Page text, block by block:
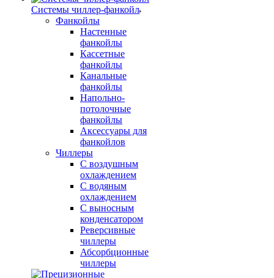
Системы чиллер-фанкойл
Фанкойлы
Настенные
фанкойлы
Кассетные
фанкойлы
Канальные
фанкойлы
Напольно-
потолочные
фанкойлы
Аксессуары для
фанкойлов
Чиллеры
С воздушным
охлаждением
С водяным
охлаждением
С выносным
конденсатором
Реверсивные
чиллеры
Абсорбционные
чиллеры